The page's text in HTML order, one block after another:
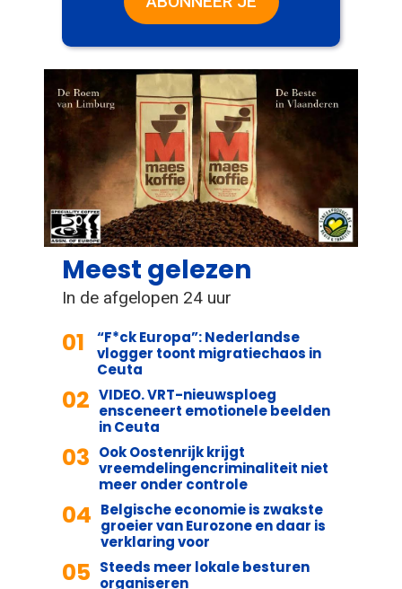
Meest gelezen
In de afgelopen 24 uur
01
“F*ck Europa”: Nederlandse
vlogger toont migratiechaos in
Ceuta
02 VIDEO. VRT-nieuwsploeg
ensceneert emotionele beelden
in Ceuta
03 Ook Oostenrijk krijgt
vreemdelingencriminaliteit niet
meer onder controle
04 Belgische economie is zwakste
groeier van Eurozone en daar is
verklaring voor
05 Steeds meer lokale besturen
organiseren